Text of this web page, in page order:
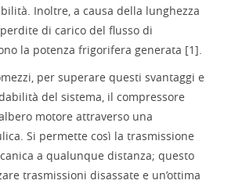
Inoltre, a causa della lunghezza
di carico del flusso di
la potenza frigorifera generata [1].
per superare questi svantaggi e
del sistema, il compressore
motore attraverso una
Si permette così la trasmissione
a qualunque distanza; questo
trasmissioni disassate e un’ottima